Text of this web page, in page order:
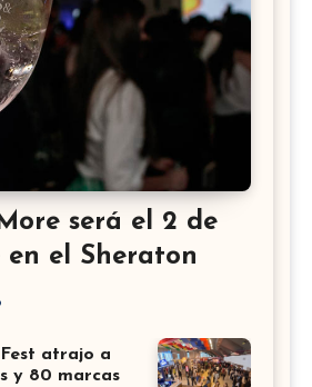
será el 2 de
en el Sheraton
atrajo a
y 80 marcas